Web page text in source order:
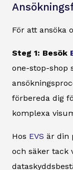
För att ansöka
Steg 1: Besök
one-stop-shop
förbereda dig
komplexa
Hos EVS är din
och säker tack